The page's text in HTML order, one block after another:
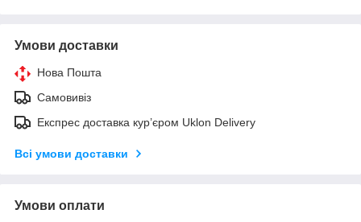
Умови доставки
Нова Пошта
Самовивіз
Експрес доставка кур’єром Uklon Delivery
Всі умови доставки
Умови оплати